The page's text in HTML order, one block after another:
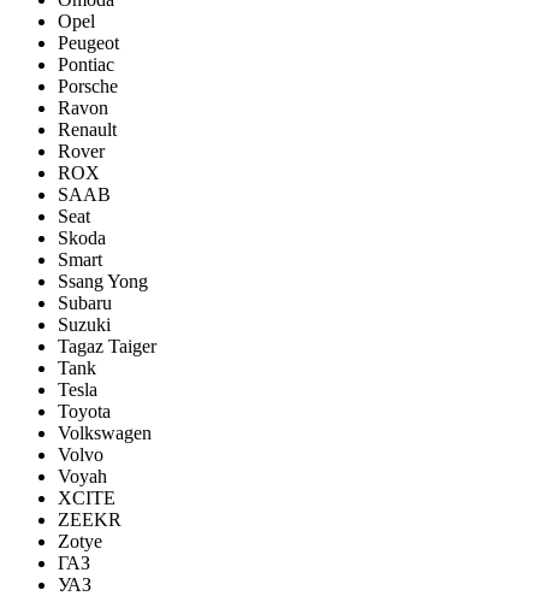
Opel
Peugeot
Pontiac
Porsсhe
Ravon
Renault
Rover
ROX
SAAB
Seat
Skoda
Smart
Ssang Yong
Subaru
Suzuki
Tagaz Taiger
Tank
Tesla
Toyota
Volkswagen
Volvo
Voyah
XCITE
ZEEKR
Zotye
ГАЗ
УАЗ